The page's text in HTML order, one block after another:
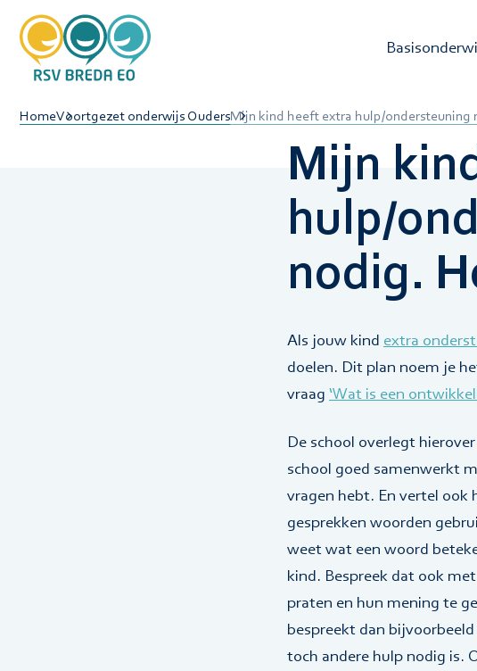
HomeVoortgezet onderwijs OudersMijn kind heeft extra hulp/ondersteuning
Mijn
hulp/
nodig.
Als jouw kind extra
doelen. Dit plan noem je
vraag ‘Wat is een
De school overlegt
school goed samenwerkt
vragen hebt. En vertel
gesprekken woorden
weet wat een woord
kind. Bespreek dat ook
praten en hun mening te
bespreekt dan
toch andere hulp nodig is.